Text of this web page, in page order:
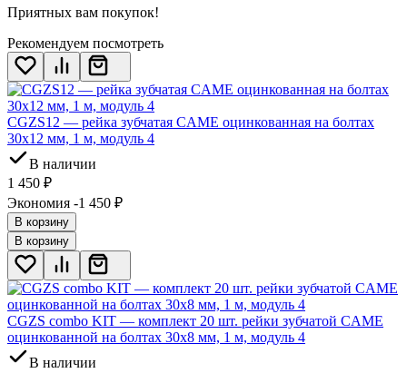
Приятных вам покупок!
Рекомендуем посмотреть
CGZS12 — рейка зубчатая CAME оцинкованная на болтах
30x12 мм, 1 м, модуль 4
В наличии
1 450 ₽
Экономия -1 450 ₽
В корзину
В корзину
CGZS combo KIT — комплект 20 шт. рейки зубчатой CAME
оцинкованной на болтах 30x8 мм, 1 м, модуль 4
В наличии